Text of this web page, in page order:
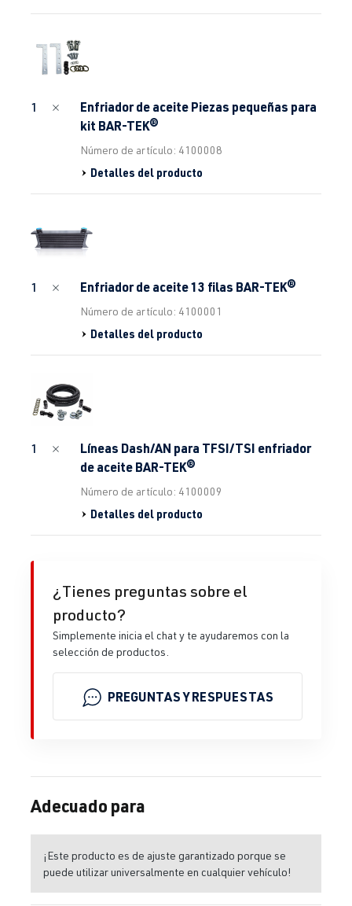
1
Enfriador de aceite Piezas pequeñas para
kit BAR-TEK®
Número de artículo: 4100008
Detalles del producto
1 Enfriador de aceite 13 filas BAR-TEK®
Número de artículo: 4100001
Detalles del producto
1
Líneas Dash/AN para TFSI/TSI enfriador
de aceite BAR-TEK®
Número de artículo: 4100009
Detalles del producto
¿Tienes preguntas sobre el
producto?
Simplemente inicia el chat y te ayudaremos con la
selección de productos.
PREGUNTAS Y RESPUESTAS
Adecuado para
¡Este producto es de ajuste garantizado porque se
puede utilizar universalmente en cualquier vehículo!